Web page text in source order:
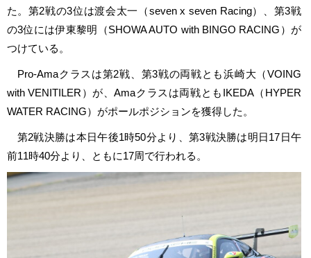
た。第2戦の3位は渡会太一（seven x seven Racing）、第3戦
の3位には伊東黎明（SHOWA AUTO with BINGO RACING）が
つけている。
Pro-Amaクラスは第2戦、第3戦の両戦とも浜崎大（VOING
with VENITILER）が、Amaクラスは両戦ともIKEDA（HYPER
WATER RACING）がポールポジションを獲得した。
第2戦決勝は本日午後1時50分より、第3戦決勝は明日17日午
前11時40分より、ともに17周で行われる。